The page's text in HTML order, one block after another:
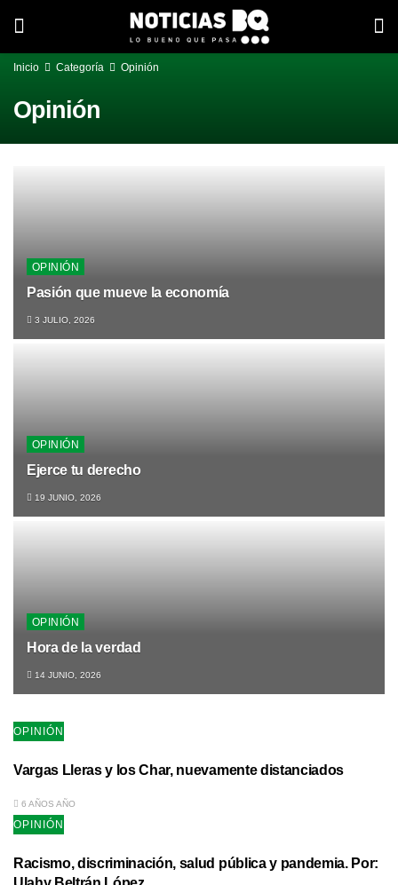
Inicio Categoría Opinión
Opinión
OPINIÓN
Pasión que mueve la economía
3 JULIO, 2026
OPINIÓN
Ejerce tu derecho
19 JUNIO, 2026
OPINIÓN
Hora de la verdad
14 JUNIO, 2026
OPINIÓN
Vargas Lleras y los Char, nuevamente distanciados
6 AÑOS AÑO
OPINIÓN
Racismo, discriminación, salud pública y pandemia. Por: